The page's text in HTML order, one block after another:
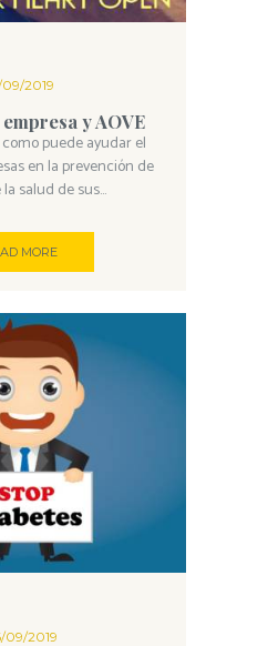
09/2019
y AOVE
puede ayudar el
en la prevención de
salud de sus...
MORE
09/2019